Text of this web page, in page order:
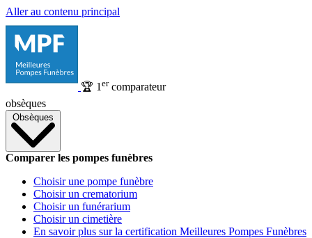
Aller au contenu principal
🏆 1 ercomparateur
obsèques
Obsèques
Comparer les pompes funèbres
Choisir une pompe funèbre
Choisir un crematorium
Choisir un funérarium
Choisir un cimetière
En savoir plus sur la certification Meilleures Pompes Funèbres